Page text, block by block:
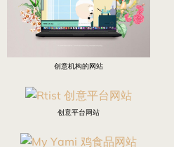
创意机构的网站
创意平台网站